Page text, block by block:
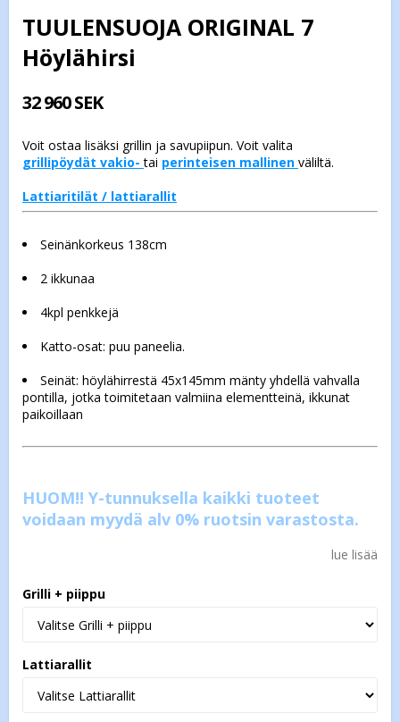
TUULENSUOJA ORIGINAL 7
Höylähirsi
32 960 SEK
grillipöydät vakio-tai perinteisen mallinen väliltä.
Lattiaritilät / lattiarallit
Seinänkorkeus 138cm
2 ikkunaa
4kpl penkkejä
Katto-osat: puu paneelia.
Seinät: höylähirrestä 45x145mm mänty yhdellä vahvalla
pontilla, jotka toimitetaan valmiina elementteinä, ikkunat
paikoillaan
HUOM!! Y-tunnuksella kaikki tuoteet
voidaan myydä alv 0% ruotsin varastosta.
lue lisää
Grilli + piippu
Lattiarallit